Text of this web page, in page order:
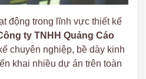
động trong lĩnh vực thiết kế
ty TNHH Quảng Cáo
chuyên nghiệp, bề dày kinh
khai nhiều dự án trên toàn